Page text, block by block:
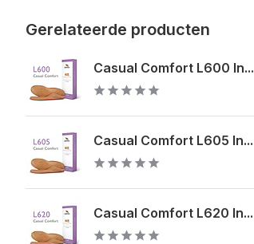
Gerelateerde producten
Casual Comfort L600 In...
Casual Comfort L605 In...
Casual Comfort L620 In...